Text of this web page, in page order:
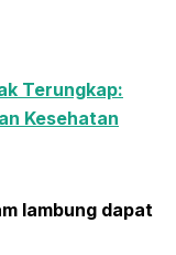
Terungkap:
Kesehatan
lambung dapat